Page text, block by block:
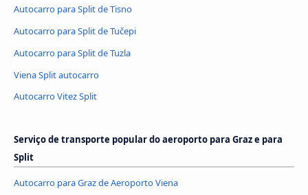
Autocarro para Split de Tisno
Autocarro para Split de Tučepi
Autocarro para Split de Tuzla
Viena Split autocarro
Autocarro Vitez Split
Serviço de transporte popular do aeroporto para Graz e para
Split
Autocarro para Graz de Aeroporto Viena